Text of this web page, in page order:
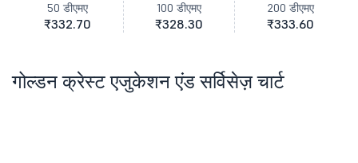
50 डीएमए
₹332.70
100 डीएमए
₹328.30
200 डीएमए
₹333.60
गोल्डन क्रेस्ट एजुकेशन एंड सर्विसेज़ चार्ट